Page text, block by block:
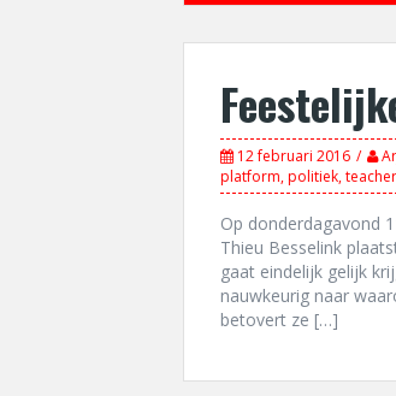
12 februari 2016
platform,politiek,
Op donderdagavond
Thieu Besselink
gaat eindelijk gelijk
nauwkeurig naar
betovert ze […]